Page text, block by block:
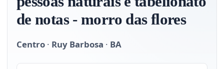
de notas - morro das flores
Centro · Ruy Barbosa · BA